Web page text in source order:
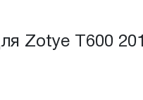
Zotye T600